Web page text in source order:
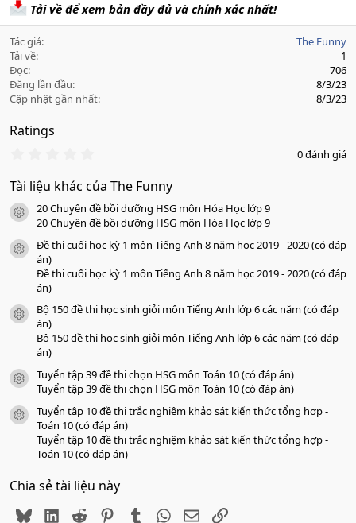
Tải về để xem bản đầy đủ và chính xác nhất!
Tác giả
The Funny
Tải về
1
Đọc
706
Đăng lần đầu
8/3/23
Cập nhật gần nhất
8/3/23
Ratings
0
0
s
a
o
0 đánh giá
Tài liệu khác của The Funny
icon tài liệu
20 Chuyên đề bồi dưỡng HSG môn Hóa Học lớp 9
20 Chuyên đề bồi dưỡng HSG môn Hóa Học lớp 9
icon tài liệu
Đề thi cuối học kỳ 1 môn Tiếng Anh 8 năm học 2019 - 2020 (có đáp
án)
Đề thi cuối học kỳ 1 môn Tiếng Anh 8 năm học 2019 - 2020 (có đáp
án)
icon tài liệu
Bộ 150 đề thi học sinh giỏi môn Tiếng Anh lớp 6 các năm (có đáp
án)
Bộ 150 đề thi học sinh giỏi môn Tiếng Anh lớp 6 các năm (có đáp
án)
icon tài liệu
Tuyển tập 39 đề thi chọn HSG môn Toán 10 (có đáp án)
Tuyển tập 39 đề thi chọn HSG môn Toán 10 (có đáp án)
icon tài liệu
Tuyển tập 10 đề thi trắc nghiệm khảo sát kiến thức tổng hợp -
Toán 10 (có đáp án)
Tuyển tập 10 đề thi trắc nghiệm khảo sát kiến thức tổng hợp -
Toán 10 (có đáp án)
Chia sẻ tài liệu này
BlueskyLinkedIn
Reddit PinterestTumblr WhatsApp
EmailLink